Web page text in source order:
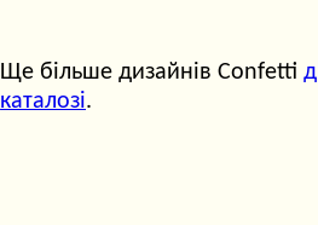
Ще більше дизайнів Confetti
каталозі.